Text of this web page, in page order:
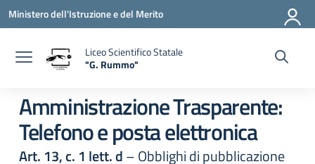
Vai ai contenuti
Vai al menu di navigazione
Vai al footer
Ministero dell'Istruzione e del Merito
Liceo Scientifico Statale
"G. Rummo"
Amministrazione Trasparente:
Telefono e posta elettronica
Art. 13, c. 1 lett. d– Obblighi di pubblicazione